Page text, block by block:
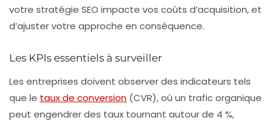
votre stratégie SEO impacte vos coûts d’acquisition, et
d’ajuster votre approche en conséquence.
Les KPIs essentiels à surveiller
Les entreprises doivent observer des indicateurs tels
que le taux de conversion (CVR), où un trafic organique
peut engendrer des taux tournant autour de 4 %,